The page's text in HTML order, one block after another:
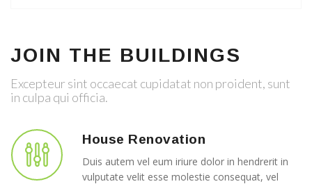
JOIN THE BUILDINGS
Excepteur sint occaecat cupidatat non proident, sunt
in culpa qui officia.
House Renovation
Duis autem vel eum iriure dolor in hendrerit in
vulputate velit esse molestie consequat, vel